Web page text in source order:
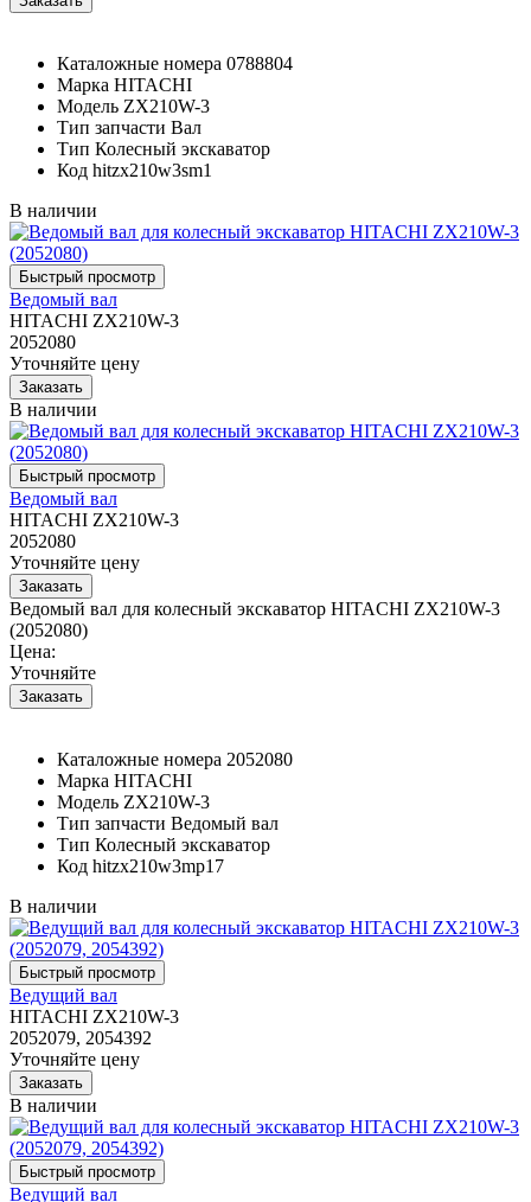
Каталожные номера 0788804
Марка HITACHI
Модель ZX210W-3
Тип запчасти Вал
Тип Колесный экскаватор
Код hitzx210w3sm1
В наличии
Ведомый вал
HITACHI ZX210W-3
2052080
Уточняйте цену
В наличии
Ведомый вал
HITACHI ZX210W-3
2052080
Уточняйте цену
Ведомый вал для колесный экскаватор HITACHI ZX210W-3
(2052080)
Цена:
Уточняйте
Каталожные номера 2052080
Марка HITACHI
Модель ZX210W-3
Тип запчасти Ведомый вал
Тип Колесный экскаватор
Код hitzx210w3mp17
В наличии
Ведущий вал
HITACHI ZX210W-3
2052079, 2054392
Уточняйте цену
В наличии
Ведущий вал